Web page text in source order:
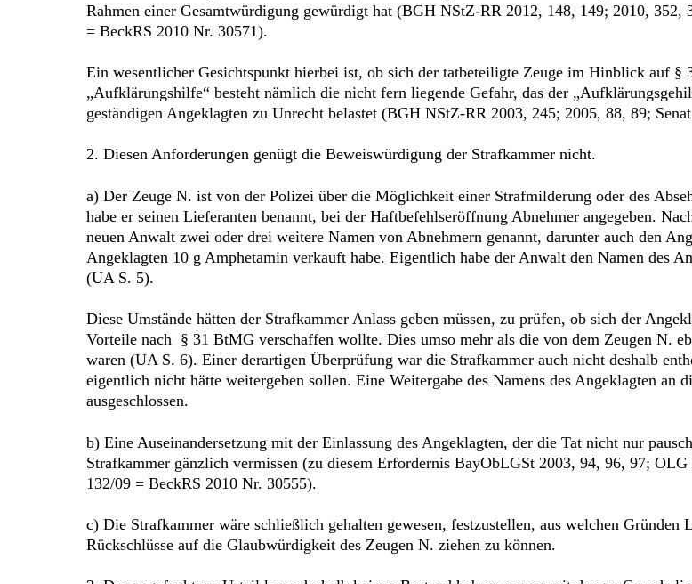
Rahmen einer Gesamtwürdigung gewürdigt hat (BGH NStZ-RR 2012, 148, 149; 2010,
= BeckRS 2010 Nr. 30571).
Ein wesentlicher Gesichtspunkt hierbei ist, ob sich der tatbeteiligte Zeuge im Hinblick auf
„Aufklärungshilfe“ besteht nämlich die nicht fern liegende Gefahr, das der
geständigen Angeklagten zu Unrecht belastet (BGH NStZ-RR 2003, 245; 2005, 88, 89;
2. Diesen Anforderungen genügt die Beweiswürdigung der Strafkammer nicht.
a) Der Zeuge N. ist von der Polizei über die Möglichkeit einer Strafmilderung oder des
habe er seinen Lieferanten benannt, bei der Haftbefehlseröffnung Abnehmer angegeben.
neuen Anwalt zwei oder drei weitere Namen von Abnehmern genannt, darunter auch den
Angeklagten 10 g Amphetamin verkauft habe. Eigentlich habe der Anwalt den Namen des
(UA S. 5).
Diese Umstände hätten der Strafkammer Anlass geben müssen, zu prüfen, ob sich der
Vorteile nach § 31 BtMG verschaffen wollte. Dies umso mehr als die von dem Zeugen N.
waren (UA S. 6). Einer derartigen Überprüfung war die Strafkammer auch nicht deshalb
eigentlich nicht hätte weitergeben sollen. Eine Weitergabe des Namens des Angeklagten an
ausgeschlossen.
b) Eine Auseinandersetzung mit der Einlassung des Angeklagten, der die Tat nicht nur
Strafkammer gänzlich vermissen (zu diesem Erfordernis BayObLGSt 2003, 94, 96, 97;
132/09 = BeckRS 2010 Nr. 30555).
c) Die Strafkammer wäre schließlich gehalten gewesen, festzustellen, aus welchen
Rückschlüsse auf die Glaubwürdigkeit des Zeugen N. ziehen zu können.